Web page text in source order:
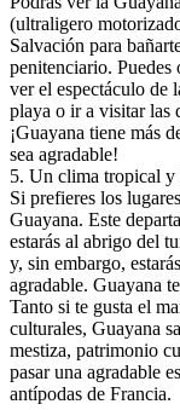
(ultraligero
Salvación para
penitenciario.
ver el espectáculo de
playa o ir a visitar las
¡Guayana tiene más
sea agradable!
5. Un clima tropical y
Si prefieres los
Guayana. Este
estarás al abrigo del
y, sin embargo,
agradable. Guayana
Tanto si te gusta el
culturales, Guayana
mestiza, patrimonio
pasar una agradable
antípodas de Francia.